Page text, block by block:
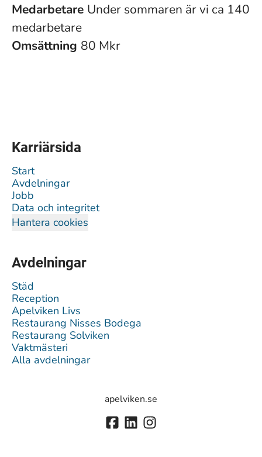
Medarbetare Under sommaren är vi ca 140
medarbetare
Omsättning 80 Mkr
Karriärsida
Start
Avdelningar
Jobb
Data och integritet
Hantera cookies
Avdelningar
Städ
Reception
Apelviken Livs
Restaurang Nisses Bodega
Restaurang Solviken
Vaktmästeri
Alla avdelningar
apelviken.se